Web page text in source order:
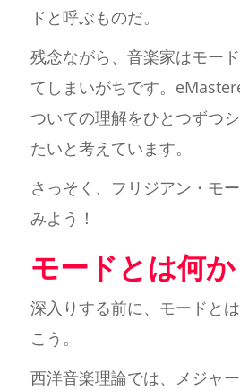
ドと呼ぶものだ。
残念ながら、音楽家はモー
てしまいがちです。
ついての理解をひとつずつ
たいと考えています。
さっそく、フリジアン・モ
みよう！
モードとは何か
深入りする前に、モードと
こう。
西洋音楽理論では、メジャ